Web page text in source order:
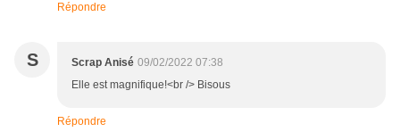
Répondre
S Scrap Anisé 09/02/2022 07:38
Elle est magnifique!<br /> Bisous
Répondre